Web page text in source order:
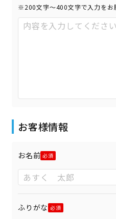
※200文字〜400文字で入力をお
お客様情報
お名前
ふりがな